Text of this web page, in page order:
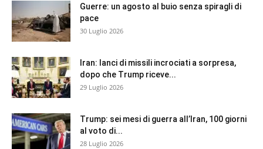
Guerre: un agosto al buio senza spiragli di
pace
30 Luglio 2026
Iran: lanci di missili incrociati a sorpresa,
dopo che Trump riceve...
29 Luglio 2026
Trump: sei mesi di guerra all’Iran, 100 giorni
al voto di...
28 Luglio 2026